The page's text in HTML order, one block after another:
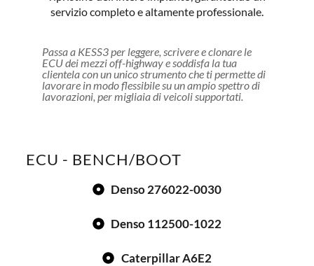
servizio completo e altamente professionale.
Passa a KESS3 per leggere, scrivere e clonare le
ECU dei mezzi off-highway e soddisfa la tua
clientela con un unico strumento che ti permette di
lavorare in modo flessibile su un ampio spettro di
lavorazioni, per migliaia di veicoli supportati.
ECU - BENCH/BOOT
Denso 276022-0030
Denso 112500-1022
Caterpillar A6E2